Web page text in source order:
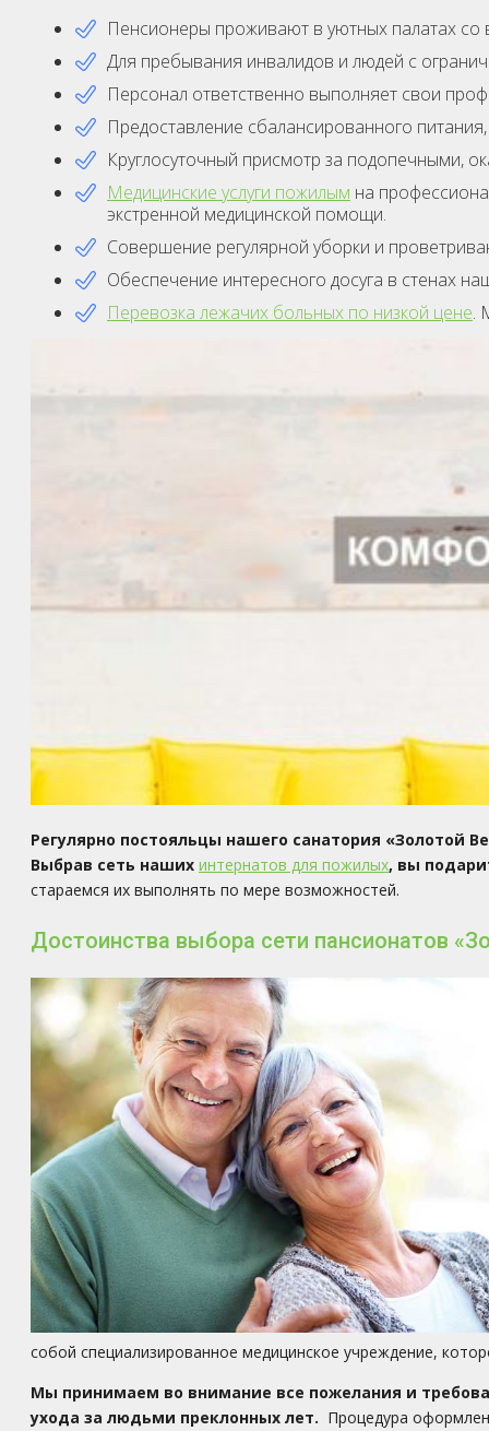
Пенсионеры проживают в уютных палатах
Для пребывания инвалидов и людей с
Персонал ответственно выполняет свои
Предоставление сбалансированного
Круглосуточный присмотр за подопечными,
Медицинские услуги пожилым на
экстренной медицинской помощи.
Совершение регулярной уборки и
Обеспечение интересного досуга в стенах
Перевозка лежачих больных по низкой цене.
Регулярно постояльцы нашего санатория «Золотой
Выбрав сеть наших интернатов для пожилых, вы
стараемся их выполнять по мере возможностей.
Достоинства выбора сети пансионатов
собой специализированное медицинское учреждение,
Мы принимаем во внимание все пожелания и
ухода за людьми преклонных лет. Процедура